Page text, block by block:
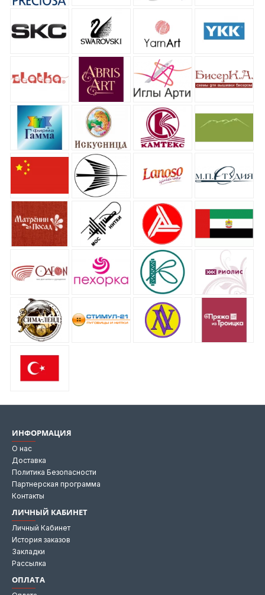
ИНФОРМАЦИЯ
О нас
Доставка
Политика Безопасности
Партнерская программа
Контакты
ЛИЧНЫЙ КАБИНЕТ
Личный Кабинет
История заказов
Закладки
Рассылка
ОПЛАТА